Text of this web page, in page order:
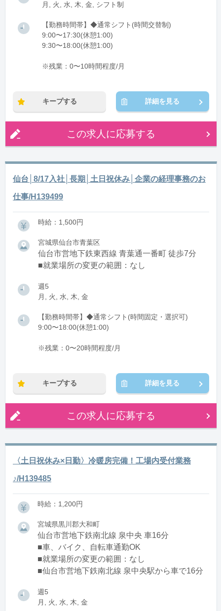
月, 火, 水, 木, 金, シフト制
【勤務時間帯】◆通常シフト(時間交替制)
9:00〜17:30(休憩1:00)
9:30〜18:00(休憩1:00)
※残業：0〜10時間程度/月
キープする 詳細を見る
この求人に応募する
仙台│8/17入社│長期│土日祝休み│企業の経理事務のお
仕事/H139499
時給：1,500円
宮城県仙台市青葉区
仙台市営地下鉄東西線 青葉通一番町 徒歩7分
■就業場所の変更の範囲：なし
週5
月, 火, 水, 木, 金
【勤務時間帯】◆通常シフト(時間固定・選択可)
9:00〜18:00(休憩1:00)
※残業：0〜20時間程度/月
キープする 詳細を見る
この求人に応募する
〈土日祝休み×日勤〉冷暖房完備！工場内受付業務
♪/H139485
時給：1,200円
宮城県黒川郡大和町
仙台市営地下鉄南北線 泉中央 車16分
■車、バイク、自転車通勤OK
■就業場所の変更の範囲：なし
■仙台市営地下鉄南北線 泉中央駅から車で16分
週5
月, 火, 水, 木, 金